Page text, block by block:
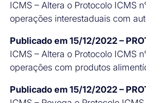
ICMS – Altera o Protocolo ICMS
operações interestaduais com
Publicado em 15/12/2022 –
ICMS – Altera o Protocolo ICMS
operações com produtos
Publicado em 15/12/2022 –